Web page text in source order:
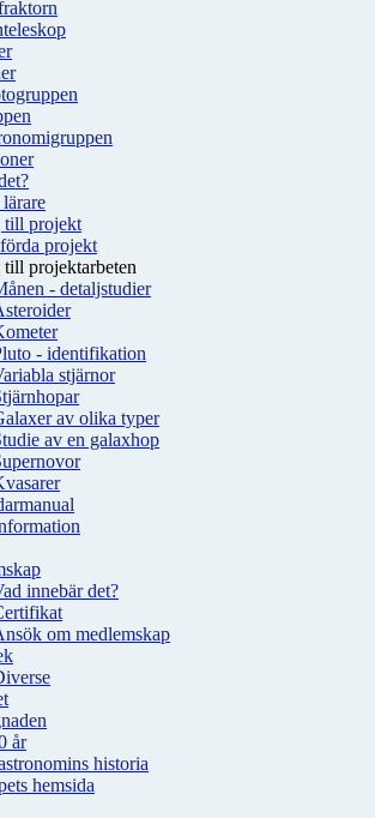
till projekt
projekt
till projektarbeten
- detaljstudier
- identifikation
stjärnor
av olika typer
av en galaxhop
innebär det?
om medlemskap
år
historia
hemsida